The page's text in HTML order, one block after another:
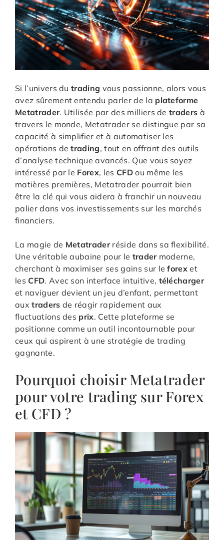
Si l’univers dutrading vous passionne, alors vous
avez sûrement entendu parler de la plateforme
Metatrader. Utilisée par des milliers detraders à
travers le monde, Metatrader se distingue par sa
capacité à simplifier et à automatiser les
opérations detrading, tout en offrant des outils
d’analyse technique avancés. Que vous soyez
intéressé par le Forex, les CFDou même les
matières premières, Metatrader pourrait bien
être la clé qui vous aidera à franchir un nouveau
palier dans vos investissements sur les marchés
financiers.
La magie de Metatraderréside dans sa flexibilité.
Une véritable aubaine pour le tradermoderne,
cherchant à maximiser ses gains sur leforex et
les CFD. Avec son interface intuitive, télécharger
et naviguer devient un jeu d’enfant, permettant
auxtraders de réagir rapidement aux
fluctuations des prix. Cette plateforme se
positionne comme un outil incontournable pour
ceux qui aspirent à une stratégie de trading
gagnante.
Pourquoi choisir Metatrader
pour votre trading sur Forex
et CFD ?